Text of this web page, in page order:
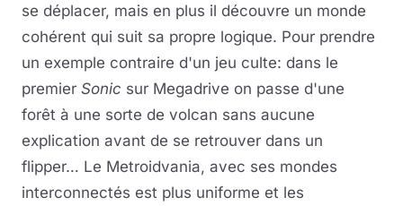
se déplacer, mais en plus il découvre un monde
cohérent qui suit sa propre logique. Pour prendre
un exemple contraire d'un jeu culte: dans le
premier Sonic sur Megadrive on passe d'une
forêt à une sorte de volcan sans aucune
explication avant de se retrouver dans un
flipper… Le Metroidvania, avec ses mondes
interconnectés est plus uniforme et les